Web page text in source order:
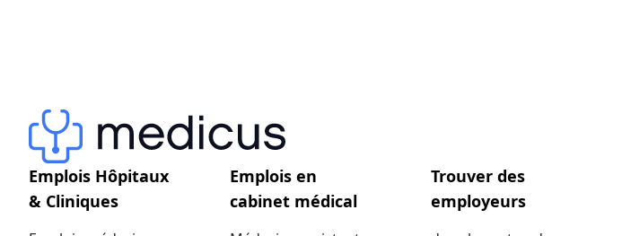
Emplois Hôpitaux
& Cliniques
Emplois en
cabinet médical
Trouver des
employeurs